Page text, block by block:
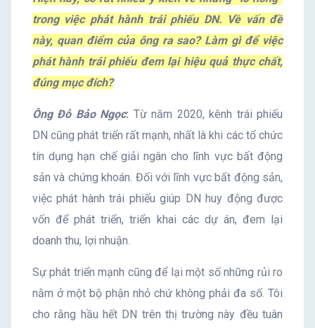
trong việc phát hành trái phiếu DN. Về vấn đề
này, quan điểm của ông ra sao? Làm gì để việc
phát hành trái phiếu đem lại hiệu quả thực chất,
đúng mục đích?
Ông Đỗ Bảo Ngọc: Từ năm 2020, kênh trái phiếu
DN cũng phát triển rất mạnh, nhất là khi các tổ chức
tín dụng hạn chế giải ngân cho lĩnh vực bất động
sản và chứng khoán. Đối với lĩnh vực bất động sản,
việc phát hành trái phiếu giúp DN huy động được
vốn để phát triển, triển khai các dự án, đem lại
doanh thu, lợi nhuận.
Sự phát triển mạnh cũng để lại một số những rủi ro
nằm ở một bộ phận nhỏ chứ không phải đa số. Tôi
cho rằng hầu hết DN trên thị trường này đều tuân